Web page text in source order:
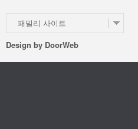
패밀리 사이트
Design by DoorWeb